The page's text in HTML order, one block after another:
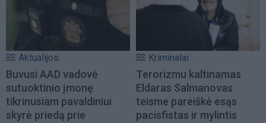
Aktualijos
Buvusi AAD vadovė
sutuoktinio įmonę
tikrinusiam pavaldiniui
skyrė priedą prie
Kriminalai
Terorizmu kaltinamas
Eldaras Salmanovas
teisme pareiškė esąs
pacisfistas ir mylintis